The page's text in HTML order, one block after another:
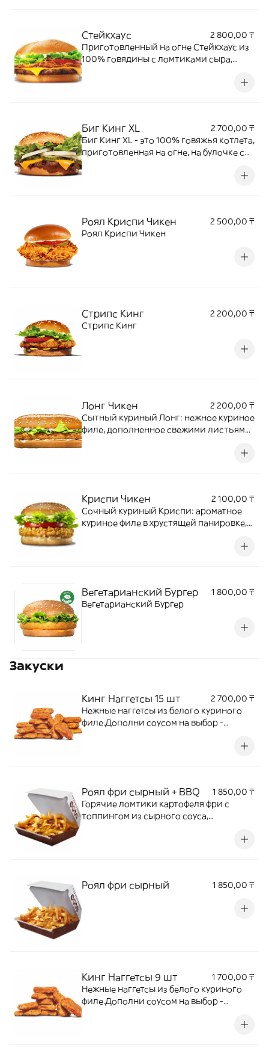
Стейкхаус
2 800,00 ₸
Приготовленный на огне Стейкхаус из
100% говядины с ломтиками сыра,
Биг Кинг XL
2 700,00 ₸
Биг Кинг XL - это 100% говяжья котлета,
приготовленная на огне, на булочке с
фирменный соус «Кинг», салат айсберг,
Роял Криспи Чикен
2 500,00 ₸
Роял Криспи Чикен
Стрипс Кинг
2 200,00 ₸
Стрипс Кинг
Лонг Чикен
2 200,00 ₸
Сытный куриный Лонг: нежное куриное
филе, дополненное свежими листьями
Криспи Чикен
2 100,00 ₸
Сочный куриный Криспи: ароматное
куриное филе в хрустящей панировке,
помидора, свежими листьями салата
Вегетарианский Бургер
1 800,00 ₸
Вегетарианский Бургер
Закуски
Кинг Наггетсы 15 шт
2 700,00 ₸
Нежные наггетсы из белого куриного
филе.Дополни соусом на выбор -
Роял фри сырный + BBQ
1 850,00 ₸
Горячие ломтики картофеля фри с
топпингом из сырного соуса,
Роял фри сырный 1 850,00 ₸
Кинг Наггетсы 9 шт
1 700,00 ₸
Нежные наггетсы из белого куриного
филе.Дополни соусом на выбор -